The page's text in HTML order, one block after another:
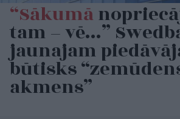
“Sākumā
tam – vē…”
jaunajam
būtisks
akmens”